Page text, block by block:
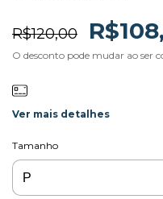
R$120,00
O desconto pode mudar ao ser
Ver mais detalhes
Tamanho